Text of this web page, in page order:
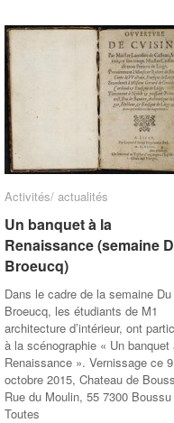
PE2
PE2
Activités/ actualités
Un banquet à la
Renaissance (semaine
Broeucq)
Dans le cadre de la semaine Du
Broeucq, les étudiants de M1
architecture d’intérieur, ont
à la scénographie « Un banquet
Renaissance ». Vernissage ce 9
octobre 2015, Chateau de
Rue du Moulin, 55 7300
Toutes
Activités/ actualités
Un banquet à la
Renaissance (semaine
Broeucq)